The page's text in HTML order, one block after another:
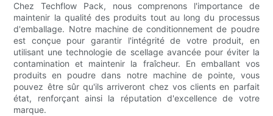
Chez Techflow Pack, nous comprenons l'importance de
maintenir la qualité des produits tout au long du processus
d'emballage. Notre machine de conditionnement de poudre
est conçue pour garantir l'intégrité de votre produit, en
utilisant une technologie de scellage avancée pour éviter la
contamination et maintenir la fraîcheur. En emballant vos
produits en poudre dans notre machine de pointe, vous
pouvez être sûr qu'ils arriveront chez vos clients en parfait
état, renforçant ainsi la réputation d'excellence de votre
marque.